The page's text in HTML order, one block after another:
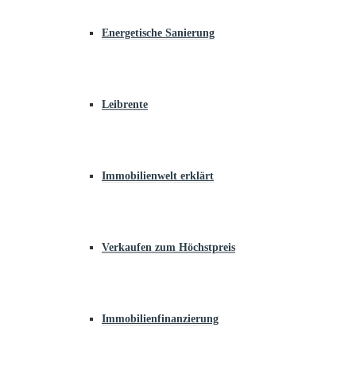
Energetische Sanierung
Leibrente
Immobilienwelt erklärt
Verkaufen zum Höchstpreis
Immobilienfinanzierung